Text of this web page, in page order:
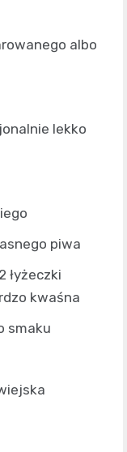
albo
lekko
piwa
łyżeczki
kwaśna
smaku